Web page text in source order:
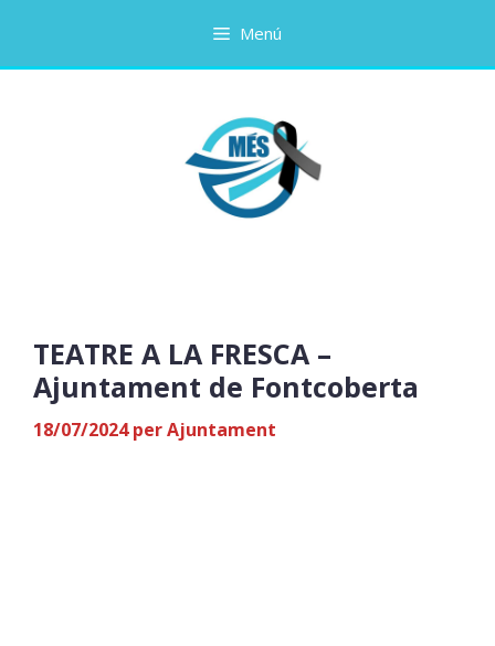
contingut
Menú
TEATRE A LA FRESCA –
Ajuntament de Fontcoberta
18/07/2024 perAjuntament